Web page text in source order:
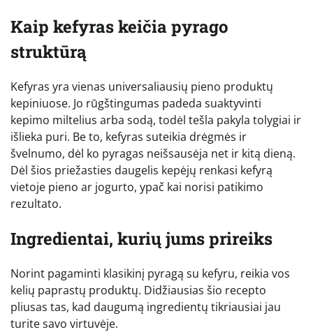
Kaip kefyras keičia pyrago
struktūrą
Kefyras yra vienas universaliausių pieno produktų
kepiniuose. Jo rūgštingumas padeda suaktyvinti
kepimo miltelius arba sodą, todėl tešla pakyla tolygiai ir
išlieka puri. Be to, kefyras suteikia drėgmės ir
švelnumo, dėl ko pyragas neišsausėja net ir kitą dieną.
Dėl šios priežasties daugelis kepėjų renkasi kefyrą
vietoje pieno ar jogurto, ypač kai norisi patikimo
rezultato.
Ingredientai, kurių jums prireiks
Norint pagaminti klasikinį pyragą su kefyru, reikia vos
kelių paprastų produktų. Didžiausias šio recepto
pliusas tas, kad daugumą ingredientų tikriausiai jau
turite savo virtuvėje.